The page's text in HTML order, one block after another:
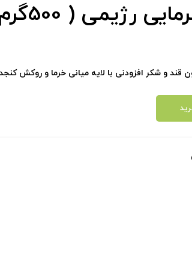
رژیمی ( 500گرم )
قند و شکر افزودنی با لایه میانی خرما و روکش